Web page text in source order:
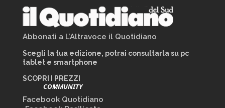
Abbonati a L’Altravoce il Quotidiano
Scegli la tua edizione, potrai consultarla su pc
tablet e smartphone
SCOPRI I PREZZI
COMMUNITY
Facebook Quotidiano